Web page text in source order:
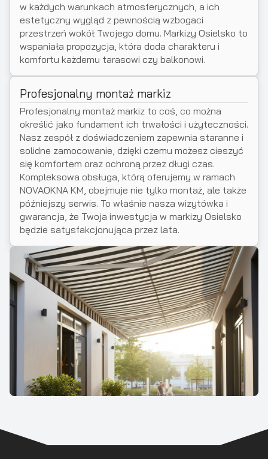
w każdych warunkach atmosferycznych, a ich
estetyczny wygląd z pewnością wzbogaci
przestrzeń wokół Twojego domu. Markizy Osielsko to
wspaniała propozycja, która doda charakteru i
komfortu każdemu tarasowi czy balkonowi.
Profesjonalny montaż markiz
Profesjonalny montaż markiz to coś, co można
określić jako fundament ich trwałości i użyteczności.
Nasz zespół z doświadczeniem zapewnia staranne i
solidne zamocowanie, dzięki czemu możesz cieszyć
się komfortem oraz ochroną przez długi czas.
Kompleksowa obsługa, którą oferujemy w ramach
NOVAOKNA KM, obejmuje nie tylko montaż, ale także
późniejszy serwis. To właśnie nasza wizytówka i
gwarancja, że Twoja inwestycja w markizy Osielsko
będzie satysfakcjonująca przez lata.